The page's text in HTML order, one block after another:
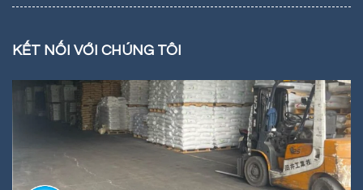
KẾT NỐI VỚI CHÚNG TÔI